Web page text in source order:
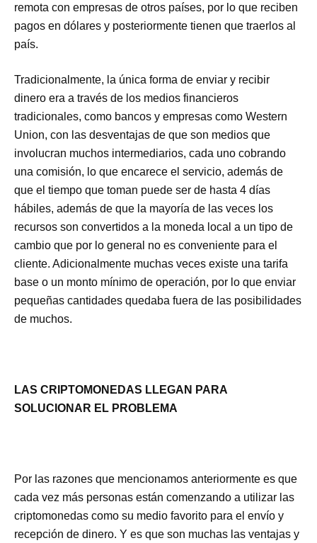
remota con empresas de otros países, por lo que reciben
pagos en dólares y posteriormente tienen que traerlos al
país.
Tradicionalmente, la única forma de enviar y recibir
dinero era a través de los medios financieros
tradicionales, como bancos y empresas como Western
Union, con las desventajas de ​que son medios que
involucran muchos intermediarios, cada uno cobrando
una comisión, lo que encarece el servicio, además de
que el tiempo que toman puede ser de hasta 4 días
hábiles, además de que la mayoría de las veces los
recursos son convertidos a la moneda local a un tipo de
cambio que por lo general no es conveniente para el
cliente. Adicionalmente muchas veces existe una tarifa
base o un monto mínimo de operación, por lo que enviar
pequeñas cantidades quedaba fuera de las posibilidades
de muchos.
LAS CRIPTOMONEDAS LLEGAN PARA
SOLUCIONAR EL PROBLEMA
Por las razones que mencionamos anteriormente es que
cada vez más personas están comenzando a utilizar las
criptomonedas como su medio favorito para el envío y
recepción de dinero. Y es que son muchas las ventajas y